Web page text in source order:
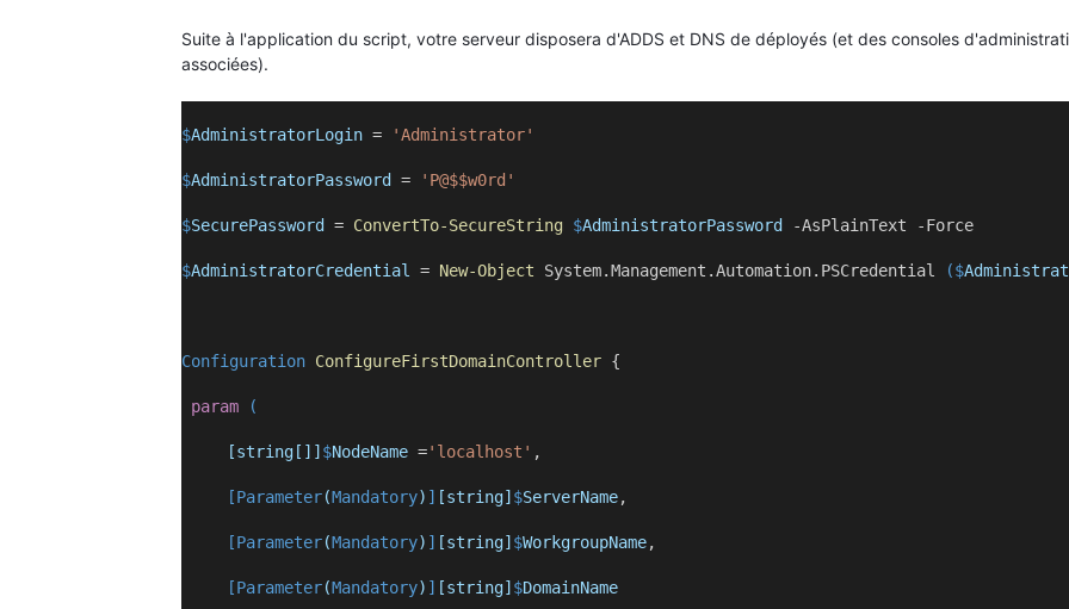
Suite à l'application du script, votre serveur disposera d'ADDS et DNS de déployés (et des consoles
associées).
$AdministratorLogin = 'Administrator'
$AdministratorPassword = 'P@$$w0rd'
$SecurePassword = ConvertTo-SecureString $AdministratorPassword -AsPlainText -Force
$AdministratorCredential = New-Object System.Management.Automation.PSCredential ($
Configuration ConfigureFirstDomainController {
param (
[string[]] $NodeName ='localhost' ,
[Parameter(Mandatory) ] [string] $ServerName,
[Parameter(Mandatory) ] [string] $WorkgroupName,
[Parameter(Mandatory) ] [string] $DomainName